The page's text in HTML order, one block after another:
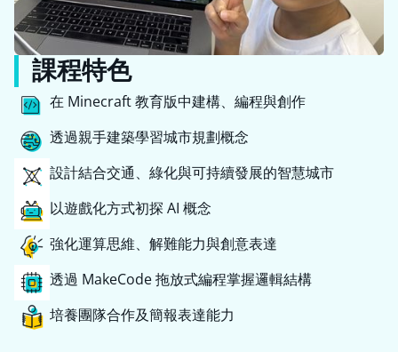
課程特色
在 Minecraft 教育版中建構、編程與創作
透過親手建築學習城市規劃概念
設計結合交通、綠化與可持續發展的智慧城市
以遊戲化方式初探 AI 概念
強化運算思維、解難能力與創意表達
透過 MakeCode 拖放式編程掌握邏輯結構
培養團隊合作及簡報表達能力